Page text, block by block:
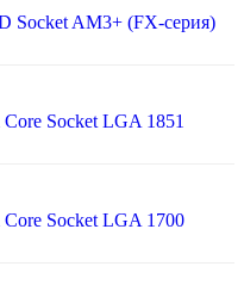
Socket AM3+ (FX-серия)
Socket LGA 1851
Socket LGA 1700